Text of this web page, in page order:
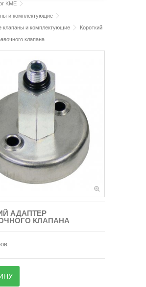
KME
и комплектующие
клапаны и комплектующие
Короткий
клапана
АДАПТЕР
КЛАПАНА